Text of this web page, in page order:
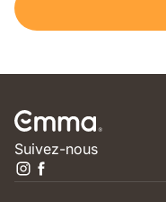
Suivez-nous